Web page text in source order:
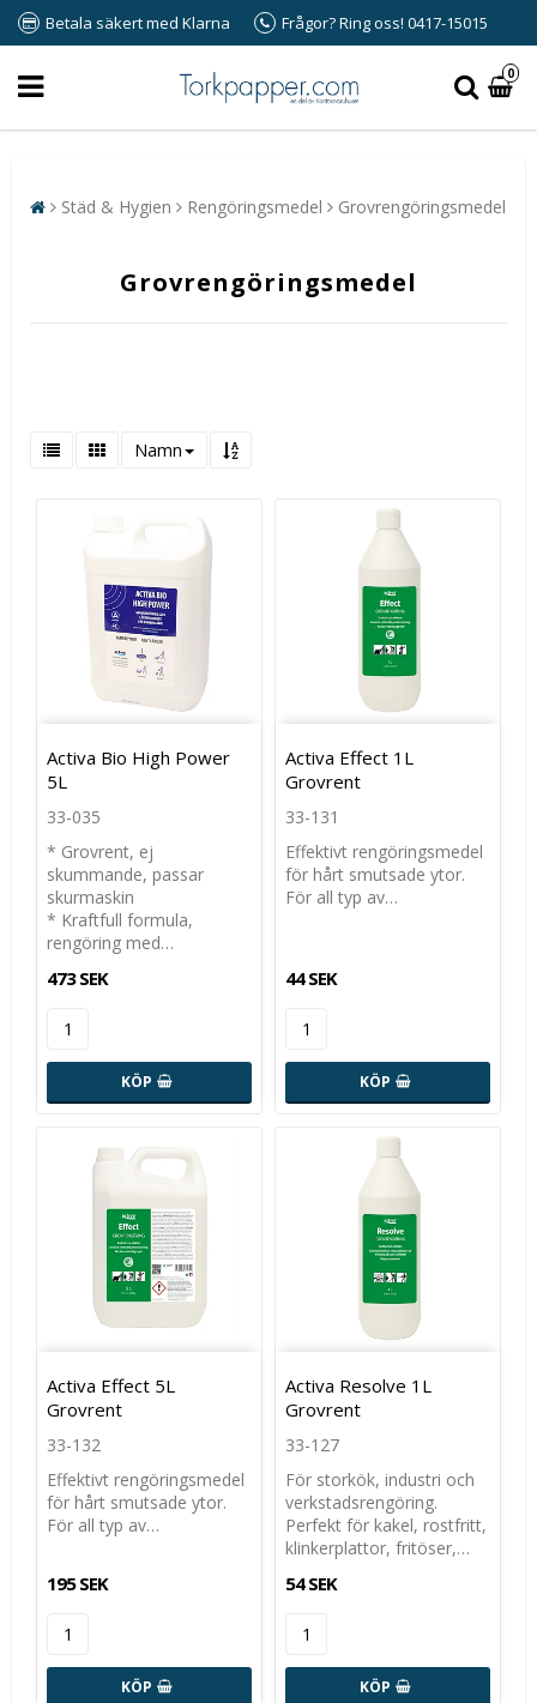
Betala säkert med Klarna Frågor? Ring oss! 0417-15015
0
Städ & Hygien Rengöringsmedel Grovrengöringsmedel
Grovrengöringsmedel
Namn
Activa Bio High Power
5L
33-035
* Grovrent, ej
skummande, passar
skurmaskin
* Kraftfull formula,
rengöring med…
473 SEK
KÖP
Activa Effect 1L
Grovrent
33-131
Effektivt rengöringsmedel
för hårt smutsade ytor.
För all typ av…
44 SEK
KÖP
Activa Effect 5L
Grovrent
33-132
Effektivt rengöringsmedel
för hårt smutsade ytor.
För all typ av…
195 SEK
KÖP
Activa Resolve 1L
Grovrent
33-127
För storkök, industri och
verkstadsrengöring.
Perfekt för kakel, rostfritt,
klinkerplattor, fritöser,…
54 SEK
KÖP